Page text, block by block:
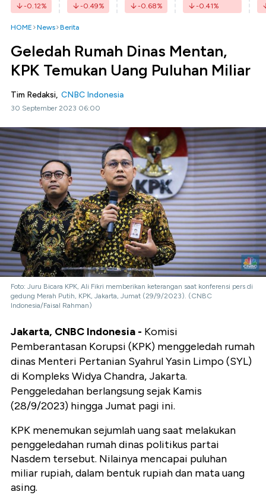
-0.12% -0.49% -0.68% -0.41%
HOME News Berita
Geledah Rumah Dinas Mentan,
KPK Temukan Uang Puluhan Miliar
Tim Redaksi, CNBC Indonesia
30 September 2023 06:00
Foto: Juru Bicara KPK, Ali Fikri memberikan keterangan saat konferensi pers di
gedung Merah Putih, KPK, Jakarta, Jumat (29/9/2023). (CNBC
Indonesia/Faisal Rahman)
Jakarta, CNBC Indonesia - Komisi
Pemberantasan Korupsi (KPK) menggeledah rumah
dinas Menteri Pertanian Syahrul Yasin Limpo (SYL)
di Kompleks Widya Chandra, Jakarta.
Penggeledahan berlangsung sejak Kamis
(28/9/2023) hingga Jumat pagi ini.
KPK menemukan sejumlah uang saat melakukan
penggeledahan rumah dinas politikus partai
Nasdem tersebut. Nilainya mencapai puluhan
miliar rupiah, dalam bentuk rupiah dan mata uang
asing.